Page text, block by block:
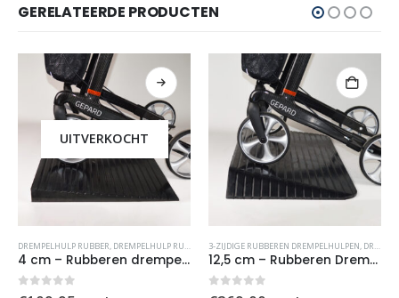
GERELATEERDE PRODUCTEN
UITVERKOCHT
DREMPELHULP RUBBER, DREMPELHULP RUBBER BUDGET
4 cm – Rubberen drempelhulp
0out of 5
3-ZIJDIGE RUBBEREN DREMPELHULPEN, DREMPELHULP RUBBER
12,5 cm – Rubberen Drempelhulp Schuin
0out of 5